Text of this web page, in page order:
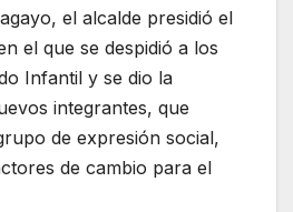
el alcalde presidió el
el que se despidió a los
Infantil y se dio la
integrantes, que
de expresión social,
de cambio para el